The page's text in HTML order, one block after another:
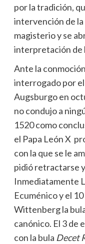
por la tradición,
intervención de la
magisterio y se
interpretación de
Ante la
interrogado por
Augsburgo en
no condujo a
1520 como
el Papa León X
con la que se le
pidió retractarse
Inmediatamente
Ecuménico y el
Wittenberg la
canónico. El 3 de
con la bula Decet